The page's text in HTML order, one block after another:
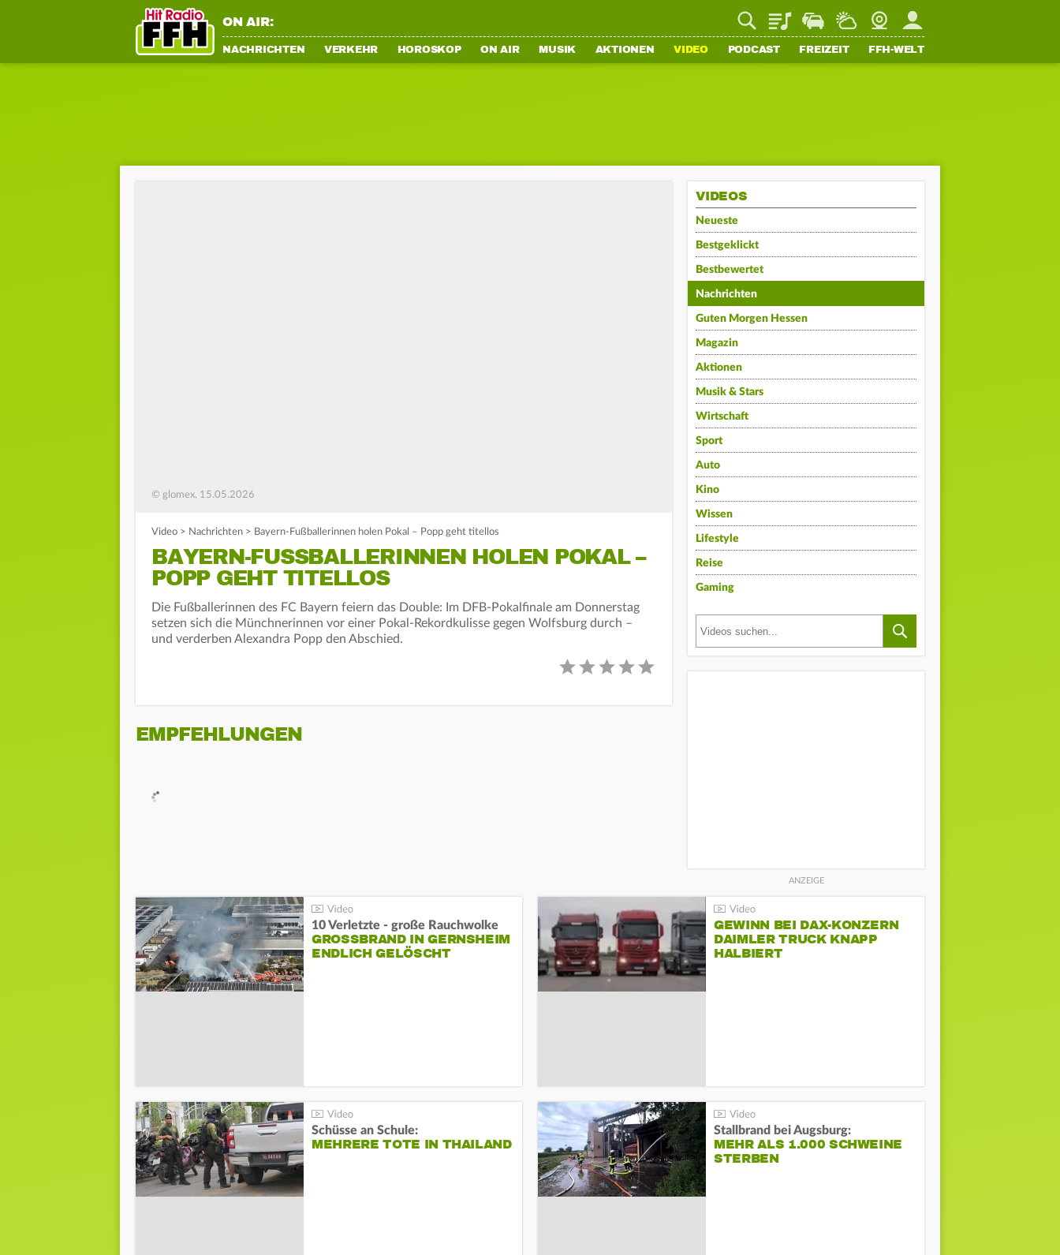
ON AIR: PlaylistStaupilotWetterWebcamMein FFH
NACHRICHTEN VERKEHR HOROSKOP ON AIR MUSIK AKTIONEN VIDEO PODCAST FREIZEIT FFH-WELT
© glomex, 15.05.2026
Video > Nachrichten > Bayern-Fußballerinnen holen Pokal – Popp geht titellos
BAYERN-FUSSBALLERINNEN HOLEN POKAL – P
OPP GEHT TITELLOS
Die Fußballerinnen des FC Bayern feiern das Double: Im DFB-Pokalfinale am Donnerstag
setzen sich die Münchnerinnen vor einer Pokal-Rekordkulisse gegen Wolfsburg durch –
und verderben Alexandra Popp den Abschied.
EMPFEHLUNGEN
VIDEOS
Neueste
Bestgeklickt
Bestbewertet
Nachrichten
Guten Morgen Hessen
Magazin
Aktionen
Musik & Stars
Wirtschaft
Sport
Auto
Kino
Wissen
Lifestyle
Reise
Gaming
10 Verletzte - große Rauchwolke
GROSSBRAND IN GERNSHEIM E
NDLICH GELÖSCHT
GEWINN BEI DAX-KONZERN
DAIMLER TRUCK KNAPP
HALBIERT
Schüsse an Schule:
MEHRERE TOTE IN THAILAND
Stallbrand bei Augsburg:
MEHR ALS 1.000 SCHWEINE
STERBEN